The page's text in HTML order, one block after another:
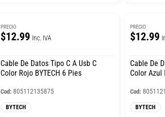
PRECIO
$12.99 Inc. IVA
Cable De Datos Tipo C A Usb C
Color Rojo BYTECH 6 Pies
Cod: 805112135875
BYTECH
PRECIO
$12.99
Cable De
Color Azul
Cod:
BYTECH